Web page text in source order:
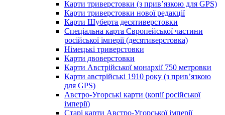
Карти триверстовки (з прив’язкою для GPS)
Карти триверстовки нової редакції
Карти Шуберта десятиверстовки
Спеціальна карта Європейської частини
російської імперії (десятиверстовка)
Німецькі триверстовки
Карти двоверстовки
Карти Австрійської монархії 750 метровки
Карти австрійські 1910 року (з прив’язкою
для GPS)
Австро-Угорські карти (копії російської
імперії)
Старі карти Австро-Угорської імперії